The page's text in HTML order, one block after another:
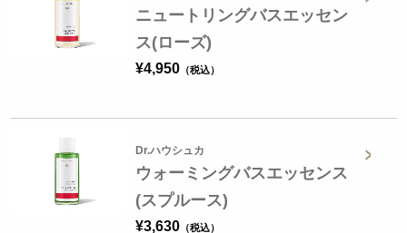
ニュートリングバスエッセン
ス(ローズ)
¥4,950
Dr.ハウシュカ
ウォーミングバスエッセンス
(スプルース)
¥3,630